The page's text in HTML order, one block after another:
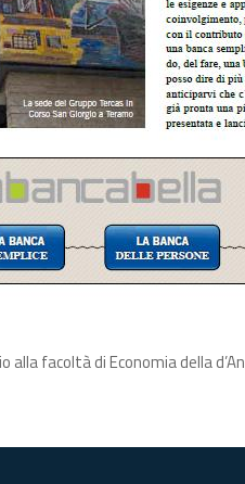
alla facoltà di Economia della